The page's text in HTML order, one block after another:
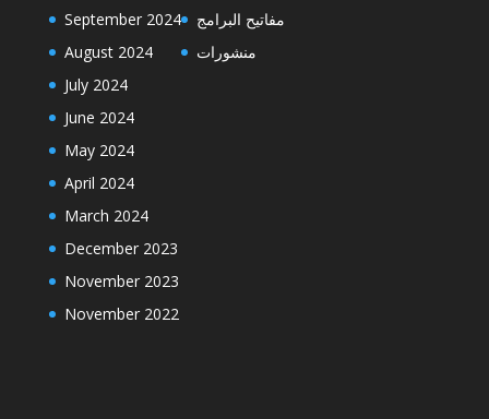
September 2024
August 2024
July 2024
June 2024
May 2024
April 2024
March 2024
December 2023
November 2023
November 2022
مفاتيح البرامج
منشورات